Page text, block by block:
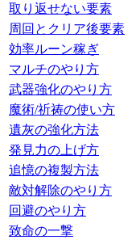
取り返せない要素
周回とクリア後要素
効率ルーン稼ぎ
マルチのやり方
武器強化のやり方
魔術/祈祷の使い方
遺灰の強化方法
発見力の上げ方
追憶の複製方法
敵対解除のやり方
回避のやり方
致命の一撃